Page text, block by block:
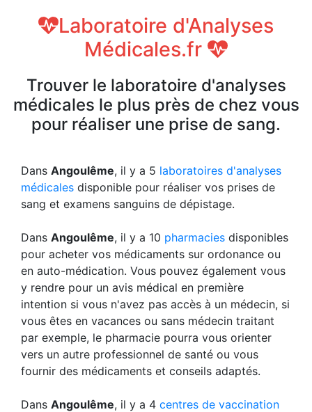
Laboratoire d'Analyses
Médicales.fr
Trouver le laboratoire d'analyses
médicales le plus près de chez vous
pour réaliser une prise de sang.
Dans Angoulême, il y a 5 laboratoires d'analyses
médicales disponible pour réaliser vos prises de
sang et examens sanguins de dépistage.
Dans Angoulême, il y a 10 pharmacies disponibles
pour acheter vos médicaments sur ordonance ou
en auto-médication. Vous pouvez également vous
y rendre pour un avis médical en première
intention si vous n'avez pas accès à un médecin, si
vous êtes en vacances ou sans médecin traitant
par exemple, le pharmacie pourra vous orienter
vers un autre professionnel de santé ou vous
fournir des médicaments et conseils adaptés.
Dans Angoulême, il y a 4 centres de vaccination